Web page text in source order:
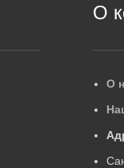
О
О